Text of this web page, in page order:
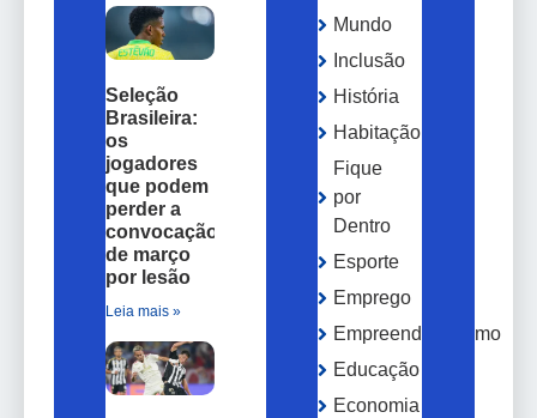
Seleção
Brasileira:
os
jogadores
que podem
perder a
convocação
de março
por lesão
Leia mais »
Mundo
Inclusão
História
Habitação
Fique
por
Dentro
Esporte
Emprego
Empreendedorismo
Educação
Economia